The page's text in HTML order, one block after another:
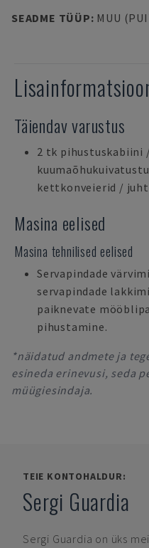
SEADME TÜÜP: MUU
Täiendav varustus
2 tk pihustuskabiini
kettkonveierid /
Masina eelised
Masina tehnilised eelised
Servapindade
servapindade
paiknevate
pihustamine.
*näidatud andmete ja
esineda erinevusi, seda
müügiesindaja.
TEIE KONTOHALDUR:
Sergi Guardia
Sergi Guardia on üks